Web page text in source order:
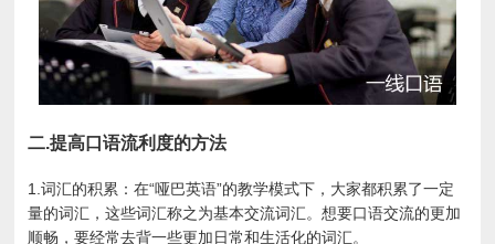
二.提高口语流利度的方法
1.词汇的积累：在“哑巴英语”的教学模式下，大家都积累了一定
量的词汇，这些词汇称之为基本交流词汇。想要口语交流的更加
顺畅，要经常去背一些更加日常和生活化的词汇。